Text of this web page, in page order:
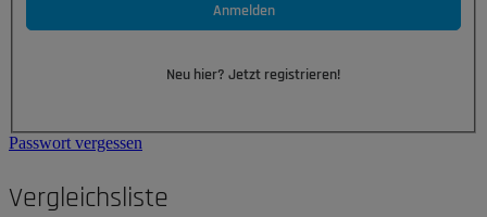
Anmelden
Neu hier? Jetzt registrieren!
Passwort vergessen
Vergleichsliste